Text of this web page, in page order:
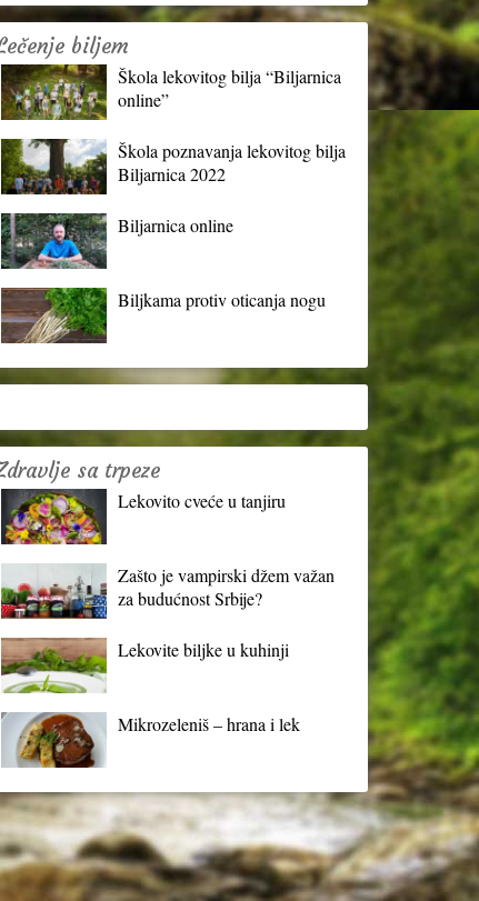
biljem
Škola lekovitog bilja “Biljarnica
online”
Škola poznavanja lekovitog bilja
Biljarnica 2022
Biljarnica online
Biljkama protiv oticanja nogu
sa trpeze
Lekovito cveće u tanjiru
Zašto je vampirski džem važan
za budućnost Srbije?
Lekovite biljke u kuhinji
Mikrozeleniš – hrana i lek